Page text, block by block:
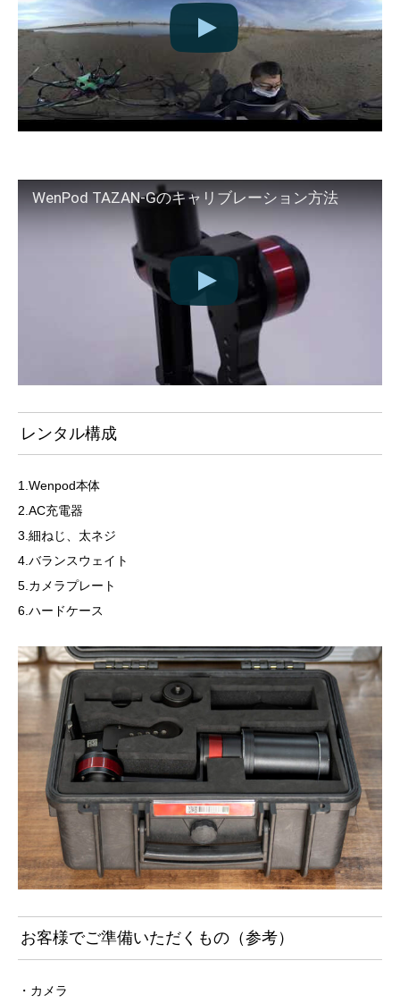
WenPod TAZAN-Gのキャリブレーション方法
レンタル構成
1.Wenpod本体
2.AC充電器
3.細ねじ、太ネジ
4.バランスウェイト
5.カメラプレート
6.ハードケース
お客様でご準備いただくもの（参考）
・カメラ